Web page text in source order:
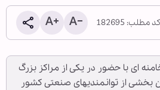
کد مطلب: 182695
ای با حضور در یکی از مراکز بزرگ
بخشی از توانمندیهای صنعتی کشور